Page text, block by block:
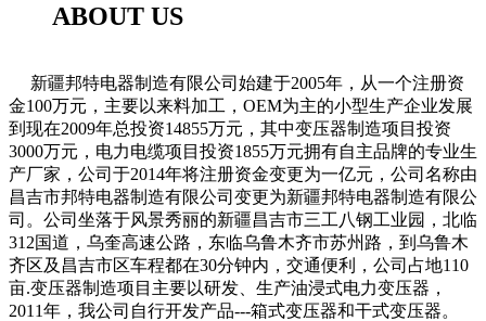
ABOUT US
新疆邦特电器制造有限公司始建于2005年，从一个注册资
金100万元，主要以来料加工，OEM为主的小型生产企业发展
到现在2009年总投资14855万元，其中变压器制造项目投资
3000万元，电力电缆项目投资1855万元拥有自主品牌的专业生
产厂家，公司于2014年将注册资金变更为一亿元，公司名称由
昌吉市邦特电器制造有限公司变更为新疆邦特电器制造有限公
司。公司坐落于风景秀丽的新疆昌吉市三工八钢工业园，北临
312国道，乌奎高速公路，东临乌鲁木齐市苏州路，到乌鲁木
齐区及昌吉市区车程都在30分钟内，交通便利，公司占地110
亩.变压器制造项目主要以研发、生产油浸式电力变压器，
2011年，我公司自行开发产品---箱式变压器和干式变压器。